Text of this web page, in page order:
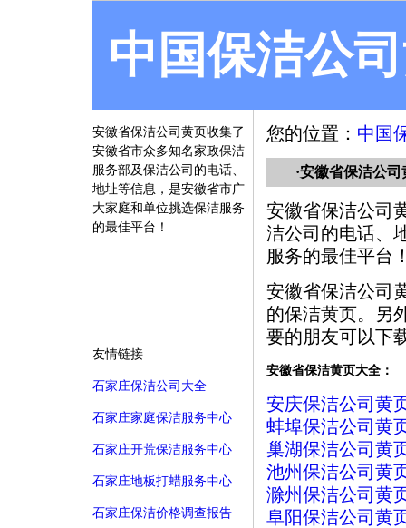
中国保洁公
您的位置： 中国
·安徽省保洁公司
安徽省保洁公司
洁公司的电话、
服务的最佳平台
安徽省保洁公司
的保洁黄页。另
要的朋友可以下
安徽省保洁黄页大全：
安庆保洁公司黄
蚌埠保洁公司黄
巢湖保洁公司黄
池州保洁公司黄
滁州保洁公司黄
阜阳保洁公司黄
安徽省保洁公司黄页收集了
安徽省市众多知名家政保洁
服务部及保洁公司的电话、
地址等信息，是安徽省市广
大家庭和单位挑选保洁服务
的最佳平台！
友情链接
石家庄保洁公司大全
石家庄家庭保洁服务中心
石家庄开荒保洁服务中心
石家庄地板打蜡服务中心
石家庄保洁价格调查报告